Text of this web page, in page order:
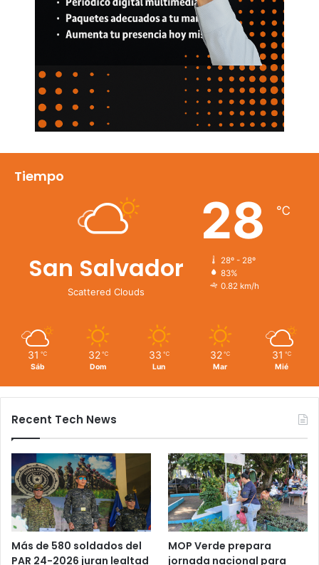
Tiempo
San Salvador
Scattered Clouds
28 ℃
28º - 28º
83%
0.82 km/h
31 ℃
Sáb
32 ℃
Dom
33 ℃
Lun
32 ℃
Mar
31 ℃
Mié
Recent Tech News
Más de 580 soldados del
PAR 24-2026 juran lealtad
MOP Verde prepara
jornada nacional para